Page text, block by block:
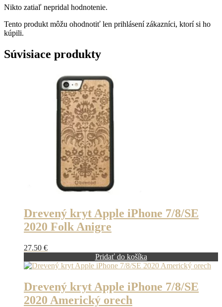
Nikto zatiaľ nepridal hodnotenie.
Tento produkt môžu ohodnotiť len prihlásení zákazníci, ktorí si ho
kúpili.
Súvisiace produkty
Drevený kryt Apple iPhone 7/8/SE
2020 Folk Anigre
27.50 €
Pridať do košíka
Drevený kryt Apple iPhone 7/8/SE
2020 Americký orech